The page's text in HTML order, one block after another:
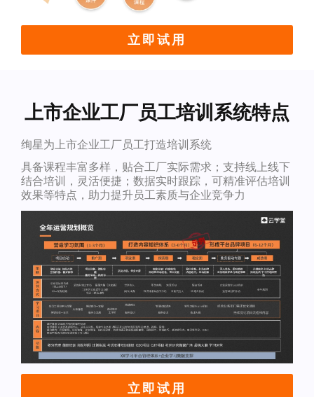
立即试用
上市企业工厂员工培训系统特点
绚星为上市企业工厂员工打造培训系统
具备课程丰富多样，贴合工厂实际需求；支持线上线下
结合培训，灵活便捷；数据实时跟踪，可精准评估培训
效果等特点，助力提升员工素质与企业竞争力
立即试用